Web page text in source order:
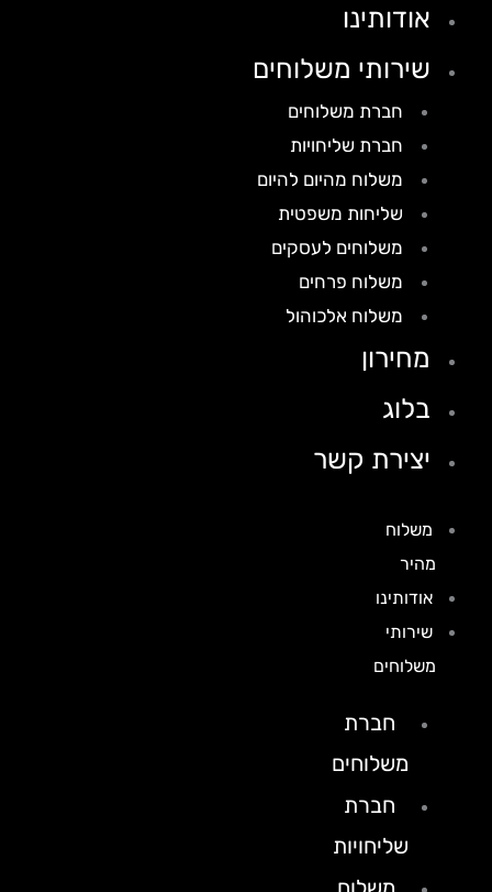
אודותינו
שירותי משלוחים
חברת משלוחים
חברת שליחויות
משלוח מהיום להיום
שליחות משפטית
משלוחים לעסקים
משלוח פרחים
משלוח אלכוהול
מחירון
בלוג
יצירת קשר
משלוח
אודותינו
שירותי
משלוחים
חברת
משלוחים
חברת
שליחויות